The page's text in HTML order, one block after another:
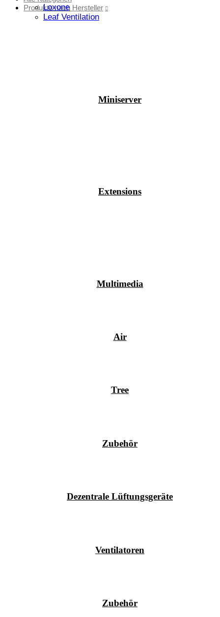
Produkte nach Hersteller
Loxone
Leaf Ventilation
Miniserver
Extensions
Multimedia
Air
Tree
Zubehör
Dezentrale Lüftungsgeräte
Ventilatoren
Zubehör